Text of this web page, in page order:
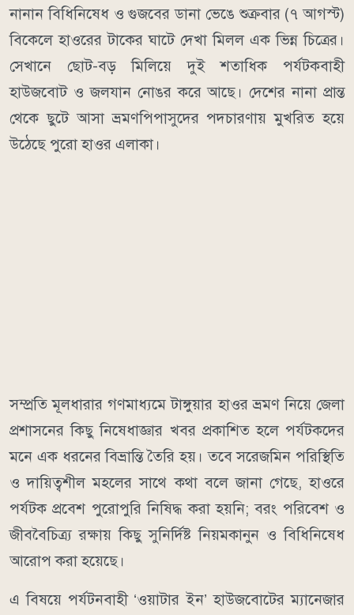
নানান বিধিনিষেধ ও গুজবের ডানা ভেঙে শুক্রবার (৭ আগস্ট)
বিকেলে হাওরের টাকের ঘাটে দেখা মিলল এক ভিন্ন চিত্রের।
সেখানে ছোট-বড় মিলিয়ে দুই শতাধিক পর্যটকবাহী
হাউজবোট ও জলযান নোঙর করে আছে। দেশের নানা প্রান্ত
থেকে ছুটে আসা ভ্রমণপিপাসুদের পদচারণায় মুখরিত হয়ে
উঠেছে পুরো হাওর এলাকা।
​সম্প্রতি মূলধারার গণমাধ্যমে টাঙ্গুয়ার হাওর ভ্রমণ নিয়ে জেলা
প্রশাসনের কিছু নিষেধাজ্ঞার খবর প্রকাশিত হলে পর্যটকদের
মনে এক ধরনের বিভ্রান্তি তৈরি হয়। তবে সরেজমিন পরিস্থিতি
ও দায়িত্বশীল মহলের সাথে কথা বলে জানা গেছে, হাওরে
পর্যটক প্রবেশ পুরোপুরি নিষিদ্ধ করা হয়নি; বরং পরিবেশ ও
জীববৈচিত্র্য রক্ষায় কিছু সুনির্দিষ্ট নিয়মকানুন ও বিধিনিষেধ
আরোপ করা হয়েছে।
​এ বিষয়ে পর্যটনবাহী ‘ওয়াটার ইন’ হাউজবোটের ম্যানেজার